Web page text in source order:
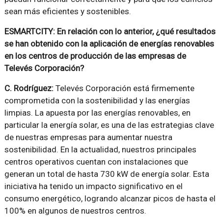
sean más eficientes y sostenibles.
ESMARTCITY: En relación con lo anterior, ¿qué resultados
se han obtenido con la aplicación de energías renovables
en los centros de producción de las empresas de
Televés Corporación?
C. Rodríguez:Televés Corporación está firmemente
comprometida con la sostenibilidad y las energías
limpias. La apuesta por las energías renovables, en
particular la energía solar, es una de las estrategias clave
de nuestras empresas para aumentar nuestra
sostenibilidad. En la actualidad, nuestros principales
centros operativos cuentan con instalaciones que
generan un total de hasta 730 kW de energía solar. Esta
iniciativa ha tenido un impacto significativo en el
consumo energético, logrando alcanzar picos de hasta el
100% en algunos de nuestros centros.